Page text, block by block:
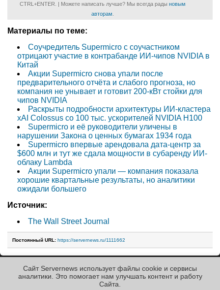
CTRL+ENTER. | Можете написать лучше? Мы всегда рады новым
авторам
Материалы по теме:
Соучредитель Supermicro с соучастником
отрицают участие в контрабанде ИИ-чипов NVIDIA в
Китай
Акции Supermicro снова упали после
предварительного отчёта и слабого прогноза, но
компания не унывает и готовит 200-кВт стойки для
чипов NVIDIA
Раскрыты подробности архитектуры ИИ-кластера
xAI Colossus со 100 тыс. ускорителей NVIDIA H100
Supermicro и её руководители уличены в
нарушении Закона о ценных бумагах 1934 года
Supermicro впервые арендовала дата-центр за
$600 млн и тут же сдала мощности в субаренду ИИ-
облаку Lambda
Акции Supermicro упали — компания показала
хорошие квартальные результаты, но аналитики
ожидали большего
Источник:
The Wall Street Journal
Постоянный URL: https://servernews.ru/1111662
« Назад к ленте
Сайт Servernews использует файлы cookie и сервисы
аналитики. Это помогает нам улучшать контент и работу
Cайта.